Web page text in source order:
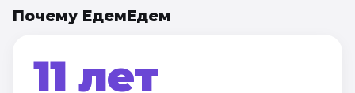
Почему ЕдемЕдем
11 лет